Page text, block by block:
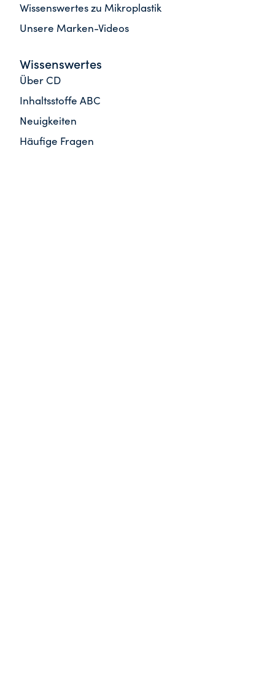
Wissenswertes zu Mikroplastik
Unsere Marken-Videos
Wissenswertes
Über CD
Inhaltsstoffe ABC
Neuigkeiten
Häufige Fragen